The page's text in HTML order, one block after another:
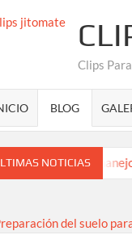
Clips
BLOG
NOTICIAS